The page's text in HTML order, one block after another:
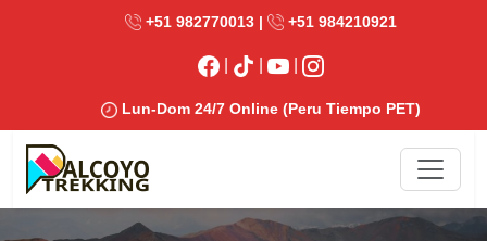
+51 982770013 | +51 984210921
Lun-Dom 24/7 Online (Peru Tiempo PET)